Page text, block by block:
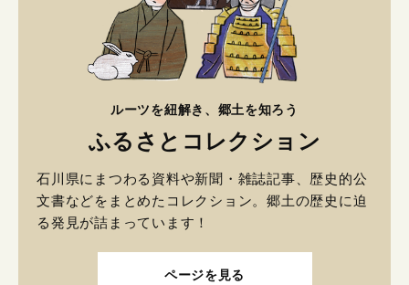
ルーツを紐解き、郷土を知ろう
ふるさとコレクション
石川県にまつわる資料や新聞・雑誌記事、歴史的公
文書などをまとめたコレクション。郷土の歴史に迫
る発見が詰まっています！
ページを見る